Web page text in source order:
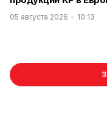
05 августа 2026 10:13